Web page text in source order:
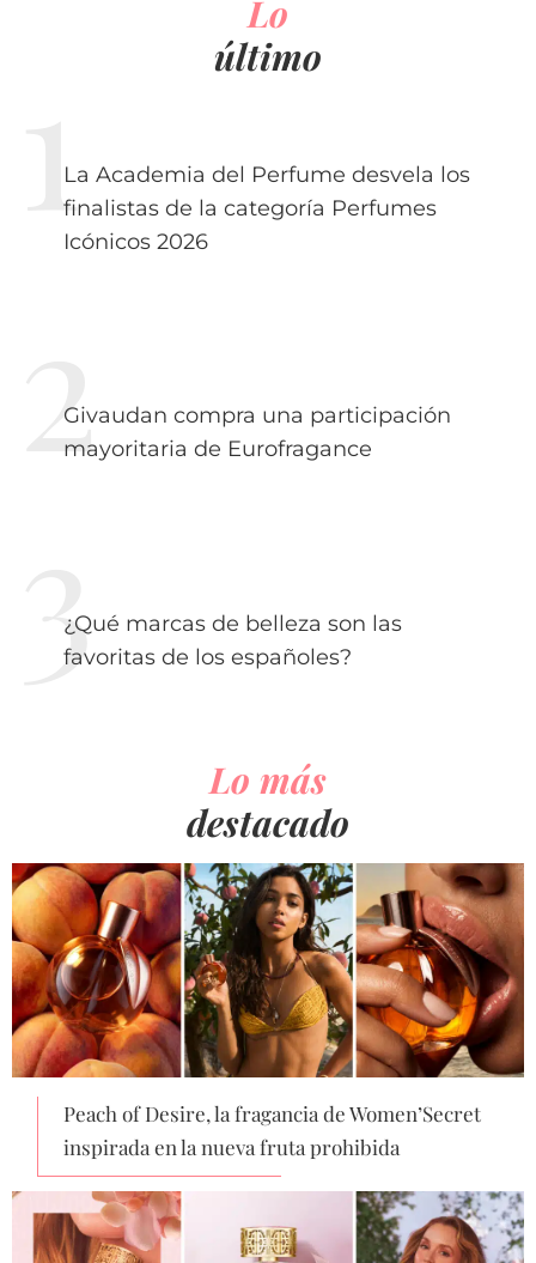
Lo
último
La Academia del Perfume desvela los
finalistas de la categoría Perfumes
Icónicos 2026
Givaudan compra una participación
mayoritaria de Eurofragance
¿Qué marcas de belleza son las
favoritas de los españoles?
Lo más
destacado
Peach of Desire, la fragancia de Women’Secret
inspirada en la nueva fruta prohibida